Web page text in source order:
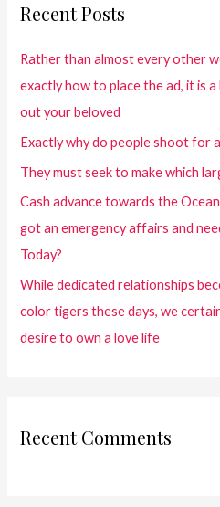
Recent Posts
Rather than almost every other
exactly how to place the ad, it is
out your beloved
Exactly why do people shoot for
They must seek to make which
Cash advance towards the
got an emergency affairs and
Today?
While dedicated relationships
color tigers these days, we
desire to own a love life
Recent Comments